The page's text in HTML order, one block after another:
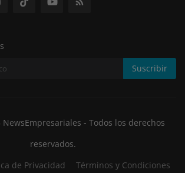
Suscribir
- Todos los derechos
reservados.
de Privacidad Términos y Condiciones